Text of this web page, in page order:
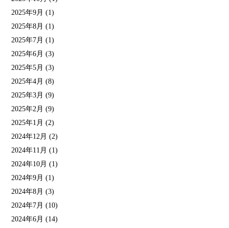
2025年9月 (1)
2025年8月 (1)
2025年7月 (1)
2025年6月 (3)
2025年5月 (3)
2025年4月 (8)
2025年3月 (9)
2025年2月 (9)
2025年1月 (2)
2024年12月 (2)
2024年11月 (1)
2024年10月 (1)
2024年9月 (1)
2024年8月 (3)
2024年7月 (10)
2024年6月 (14)